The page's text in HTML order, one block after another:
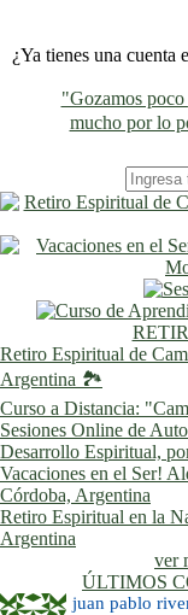
¿Ya tienes una cuenta
"Gozamos
mucho por lo
Retiro Espiritual de
Argentina 🏞️
Curso a Distancia:
Sesiones Online de
Desarrollo Espiritual,
Vacaciones en el Ser!
Córdoba, Argentina
Retiro Espiritual en la
Argentina
ver
ÚLTIMOS
juan pablo